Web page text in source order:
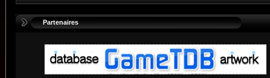
Partenaires